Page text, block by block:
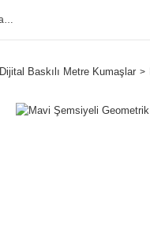
Dijital Baskılı Metre Kumaşlar